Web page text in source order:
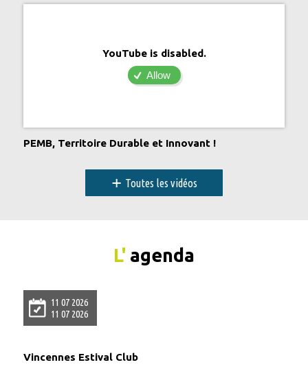
YouTube is disabled.
Allow
PEMB, Territoire Durable et Innovant !
+ Toutes les vidéos
L' agenda
11 07 2026
11 07 2026
Vincennes Estival Club